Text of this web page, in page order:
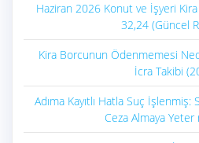
Haziran 2026 Konut ve İşyeri
32,24 (Güncel
Kira Borcunun Ödenmemesi
İcra Takibi
Adıma Kayıtlı Hatla Suç
Ceza Almaya Yeter